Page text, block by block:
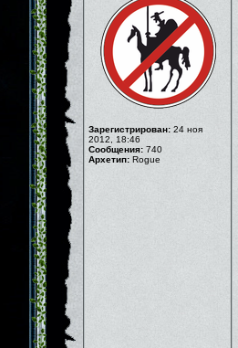
Зарегистрирован: 24 ноя
2012, 18:46
Сообщения: 740
Архетип: Rogue